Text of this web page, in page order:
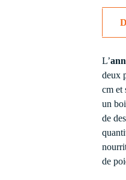
L’
deux
cm et
un
de
de